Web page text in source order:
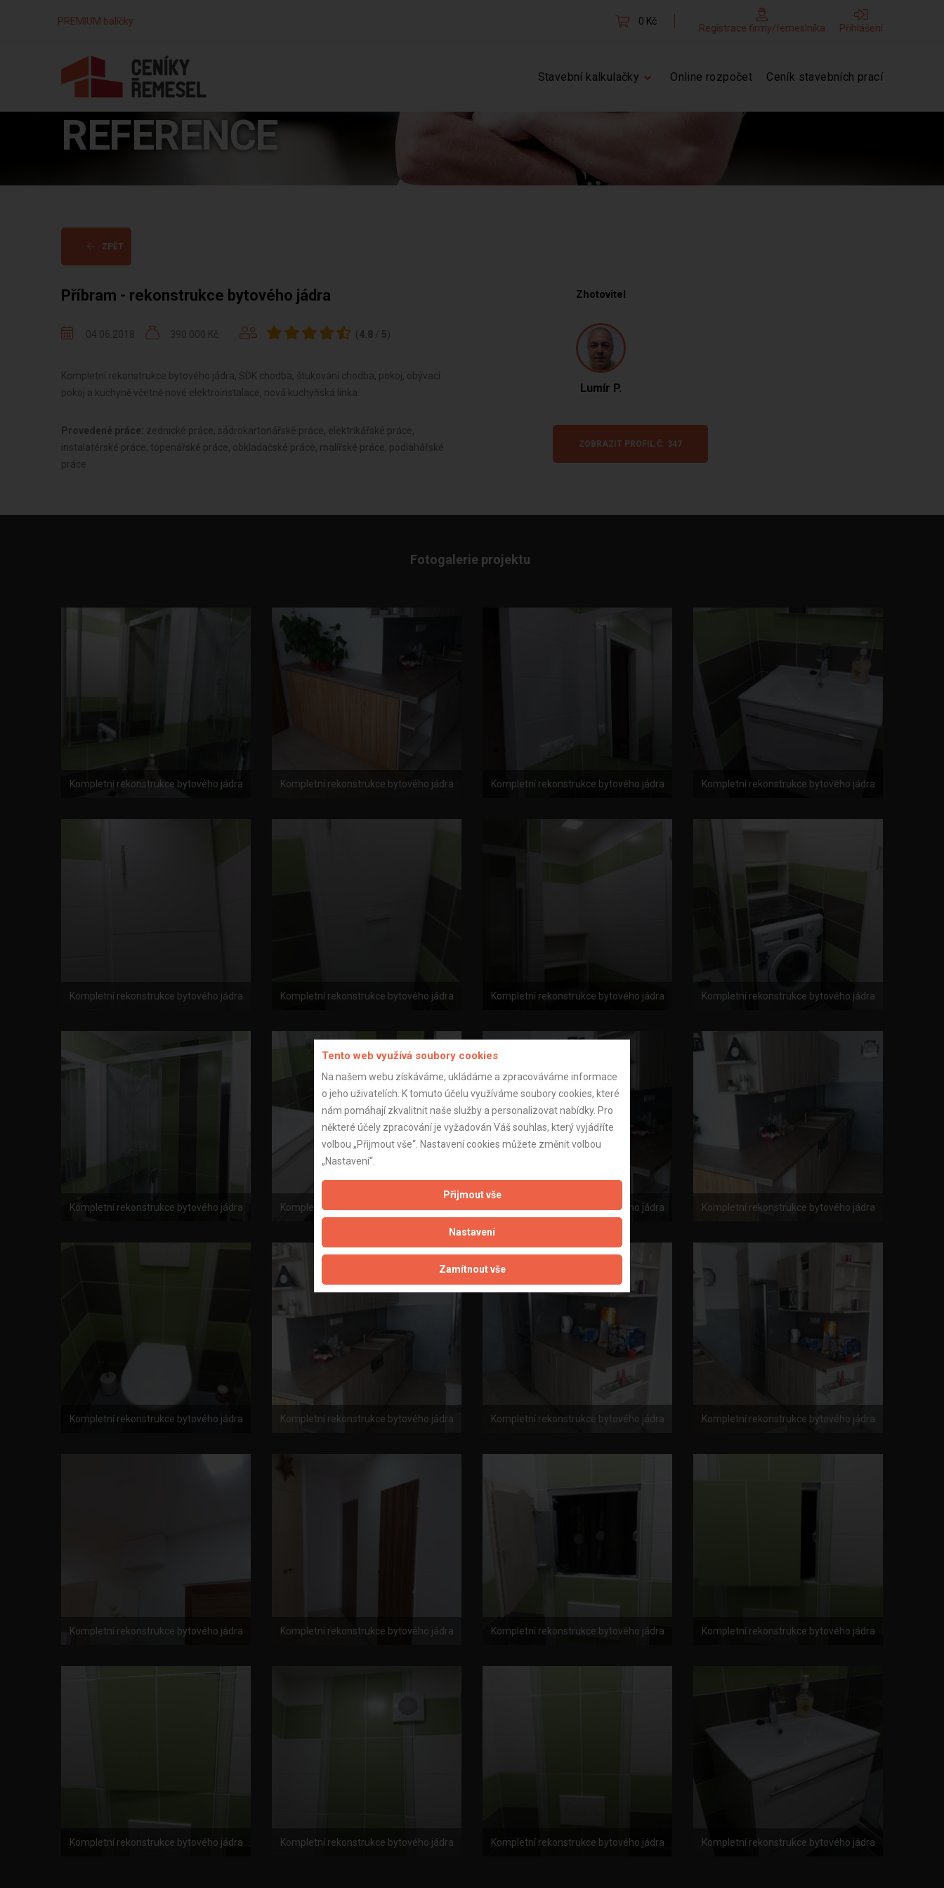
PREMIUM balíčky 0 Kč
Registrace firmy/řemeslníka Přihlášení
Stavební kalkulačky Online rozpočet Ceník stavebních prací
REFERENCE
ZPĚT
Příbram - rekonstrukce bytového jádra
04.06.2018 390 000 Kč ( 4.8 / 5)
Kompletní rekonstrukce bytového jádra, SDK chodba, štukování chodba, pokoj, obývací
pokoj a kuchyně včetně nové elektroinstalace, nová kuchyňská linka.
Provedené práce: zednické práce, sádrokartonářské práce, elektrikářské práce,
instalatérské práce, topenářské práce, obkladačské práce, malířské práce, podlahářské
práce
Zhotovitel
Lumír P.
ZOBRAZIT PROFIL Č. 347
Fotogalerie projektu
Kompletní rekonstrukce bytového jádra Kompletní rekonstrukce bytového jádra Kompletní rekonstrukce bytového jádra Kompletní rekonstrukce bytového jádra
Kompletní rekonstrukce bytového jádra Kompletní rekonstrukce bytového jádra Kompletní rekonstrukce bytového jádra Kompletní rekonstrukce bytového jádra
Kompletní rekonstrukce bytového jádra Kompletní rekonstrukce bytového jádra Kompletní rekonstrukce bytového jádra Kompletní rekonstrukce bytového jádra
Kompletní rekonstrukce bytového jádra Kompletní rekonstrukce bytového jádra Kompletní rekonstrukce bytového jádra Kompletní rekonstrukce bytového jádra
Kompletní rekonstrukce bytového jádra Kompletní rekonstrukce bytového jádra Kompletní rekonstrukce bytového jádra Kompletní rekonstrukce bytového jádra
Kompletní rekonstrukce bytového jádra Kompletní rekonstrukce bytového jádra Kompletní rekonstrukce bytového jádra Kompletní rekonstrukce bytového jádra
Tento web využívá soubory cookies
Na našem webu získáváme, ukládáme a zpracováváme informace
o jeho uživatelích. K tomuto účelu využíváme soubory cookies, které
nám pomáhají zkvalitnit naše služby a personalizovat nabídky. Pro
některé účely zpracování je vyžadován Váš souhlas, který vyjádříte
volbou „Přijmout vše“. Nastavení cookies můžete změnit volbou
„Nastavení“.
Přijmout vše
Nastavení
Zamítnout vše